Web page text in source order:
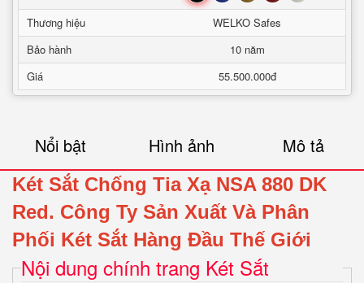
Thương hiệu
WELKO Safes
Bảo hành
10 năm
Giá
55.500.000đ
Nổi bật Hình ảnh Mô tả
Két Sắt Chống Tia Xạ NSA 880 DK
Red. Công Ty Sản Xuất Và Phân
Phối Két Sắt Hàng Đầu Thế Giới
Nội dung chính trang Két Sắt